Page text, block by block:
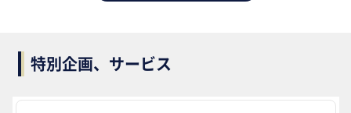
特別企画、サービス